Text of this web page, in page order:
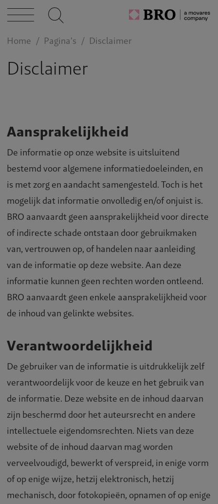
bij
Home Pagina's Disclaimer
Disclaimer
Aansprakelijkheid
De informatie op onze website is uitsluitend
bestemd voor algemene informatiedoeleinden, en
is met zorg en aandacht samengesteld. Toch is het
mogelijk dat informatie onvolledig en/of onjuist is.
BRO aanvaardt geen aansprakelijkheid voor directe
of indirecte schade ontstaan door gebruikmaken
van, vertrouwen op, of handelen naar aanleiding
van de informatie op deze website. Aan deze
informatie kunnen geen rechten worden ontleend.
BRO aanvaardt geen enkele aansprakelijkheid voor
de inhoud van gelinkte websites.
Verantwoordelijkheid
De gebruiker van de informatie is uitdrukkelijk zelf
verantwoordelijk voor de keuze en het gebruik van
de informatie. Deze website en de inhoud daarvan
zijn beschermd door het auteursrecht en andere
intellectuele eigendomsrechten. Niets van deze
website of de inhoud daarvan mag worden
verveelvoudigd, bewerkt of verspreid, in enige vorm
of op enige wijze, hetzij elektronisch, hetzij
mechanisch, door fotokopieën, opnamen of op enige